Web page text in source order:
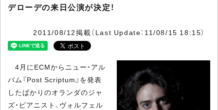
デローデの来日公演が決定！
2011/08/12掲載（Last Update：11/08/15 18:15）
4月にECMからニュー・アル
バム『Post Scriptum』を発表
したばかりのオランダのジャ
ズ・ピアニスト、ヴォルフェル